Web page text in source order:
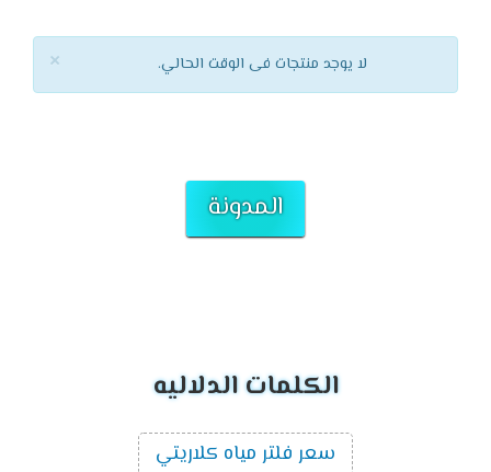
× لا يوجد منتجات فى الوقت الحالي.
المدونة
الكلمات الدلاليه
سعر فلتر مياه كلاريتي